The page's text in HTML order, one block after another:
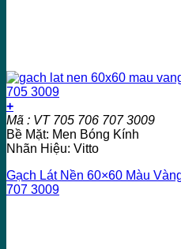
+
Mã : VT 705 706 707 3009
Bề Mặt: Men Bóng Kính
Nhãn Hiệu: Vitto
Gạch Lát Nền 60×60 Màu
707 3009